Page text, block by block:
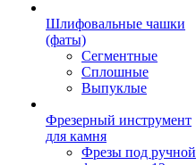
Шлифовальные чашки
(фаты)
Сегментные
Сплошные
Выпуклые
Фрезерный инструмент
для камня
Фрезы под ручной